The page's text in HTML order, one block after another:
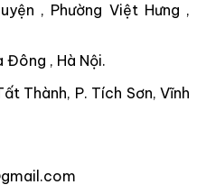
, Phường Việt Hưng ,
Đông , Hà Nội.
Thành, P. Tích Sơn, Vĩnh